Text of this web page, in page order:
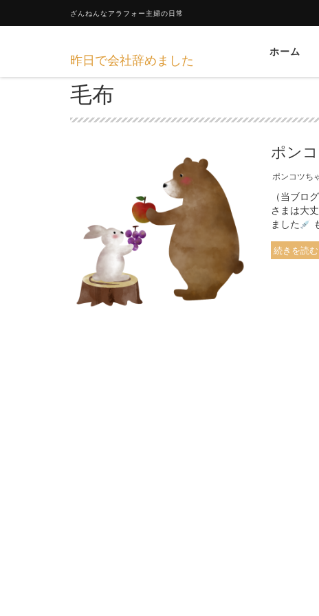
ざんねんなアラフォー主婦の日常
昨日で会社辞めました
ホーム
毛布
ポン
ポンコツち
（当ブロ
さまは大
ました
続きを読む